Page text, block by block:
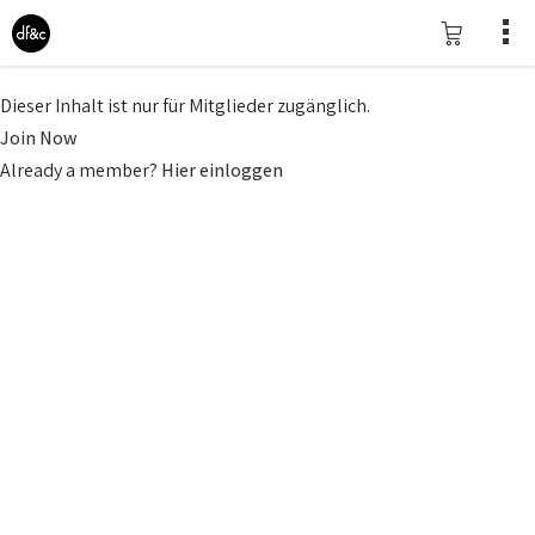
Dieser Inhalt ist nur für Mitglieder zugänglich.
Join Now
Already a member? Hier einloggen